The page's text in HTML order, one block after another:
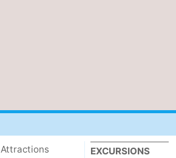
Attractions
EXCURSIONS